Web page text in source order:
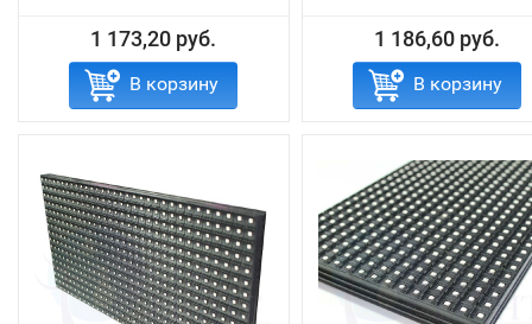
1 173,20 руб.
В корзину
1 186,60 руб.
В корзину